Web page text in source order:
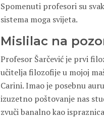
Spomenuti profesori su
sistema moga svijeta.
Mislilac na
Profesor Šarčević je prvi
učitelja filozofije u mojoj
Carini. Imao je posebnu
izuzetno poštovanje nas
zvuči banalno kao